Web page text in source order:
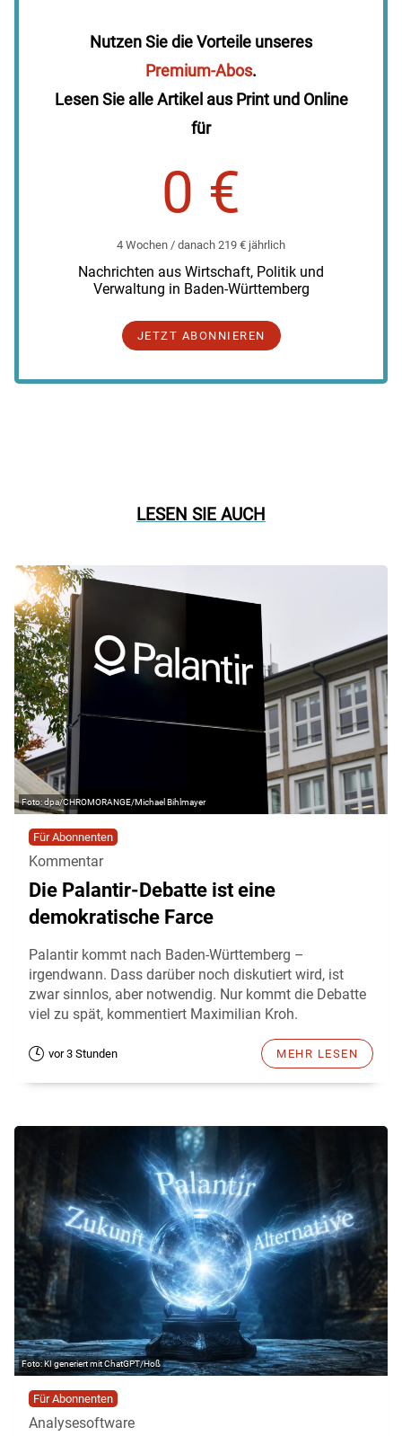
Nutzen Sie die Vorteile unseres
Premium-Abos.
Lesen Sie alle Artikel aus Print und Online
für
0 €
4 Wochen / danach 219 € jährlich
Nachrichten aus Wirtschaft, Politik und
Verwaltung in Baden-Württemberg
JETZT ABONNIEREN
LESEN SIE AUCH
dpa/CHROMORANGE/Michael Bihlmayer
Für Abonnenten
Kommentar
Die Palantir-Debatte ist eine
demokratische Farce
Palantir kommt nach Baden-Württemberg –
irgendwann. Dass darüber noch diskutiert wird, ist
zwar sinnlos, aber notwendig. Nur kommt die Debatte
viel zu spät, kommentiert Maximilian Kroh.
vor 3 Stunden MEHR LESEN
KI generiert mit ChatGPT/Hoß
Für Abonnenten
Analysesoftware